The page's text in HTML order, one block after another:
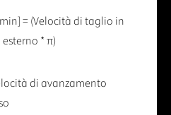
= (Velocità di taglio in
* π)
di avanzamento